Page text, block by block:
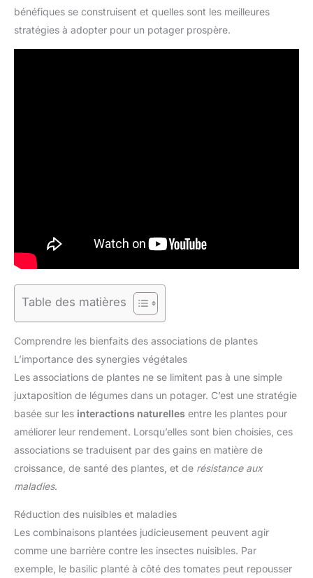
bénéfiques se construisent et quelles sont les meilleures
stratégies à adopter pour un potager prospère.
Table des matières
Comprendre les bienfaits des associations de plantes
L’importance des synergies végétales
Les associations de plantes ne se limitent pas à une simple
juxtaposition de légumes dans un potager. C’est une stratégie
basée sur les interactions naturelles entre les plantes pour
améliorer leur rendement. Lorsqu’elles sont bien choisies, ces
associations se traduisent par des gains en matière de
croissance, de santé des plantes, et de résistance aux
maladies.
Réduction des nuisibles et maladies
Les combinaisons plantées judicieusement peuvent agir
comme une barrière contre les insectes nuisibles. Par
exemple, le basilic planté à côté des tomates peut repousser